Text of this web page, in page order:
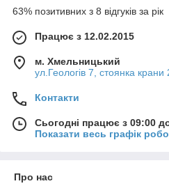
63% позитивних з 8 відгуків за рік
Працює з 12.02.2015
м. Хмельницький
ул.Геологів 7, стоянка
Контакти
Сьогодні працює з 09:00
Показати весь графік
Про нас